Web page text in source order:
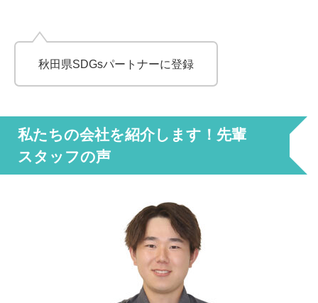
秋田県SDGsパートナーに登録
私たちの会社を紹介します！先輩
スタッフの声